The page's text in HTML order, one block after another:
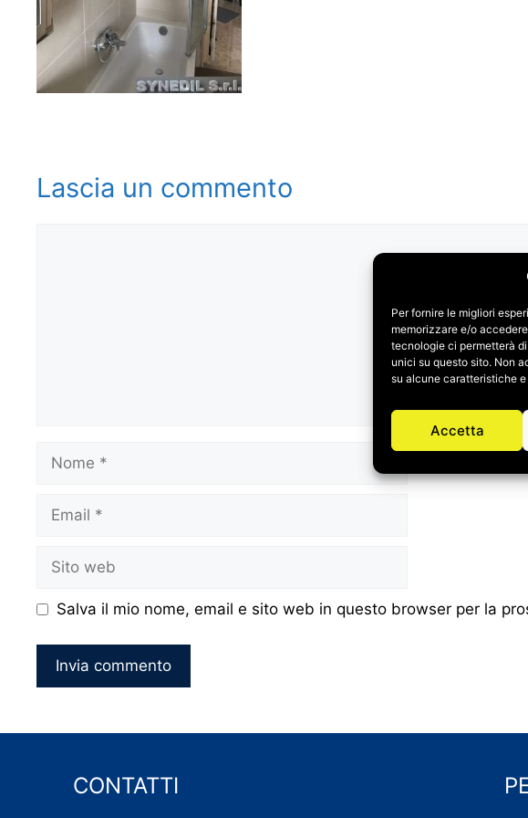
Per fornire le migliori
memorizzare e/o
tecnologie ci permetterà
unici su questo sito. Non
su alcune caratteristiche
Accetta
Lascia un commento
Nome
Email
Sito
web
Salva il mio nome, email e sito web in questo browser per la
CONTATTI